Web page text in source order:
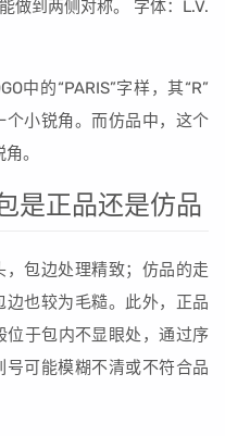
做到两侧对称。 字体：L.V.
中的“PARIS”字样，其“R”
小锐角。而仿品中，这个
。
是正品还是仿品
包边处理精致；仿品的走
也较为毛糙。此外，正品
位于包内不显眼处，通过序
可能模糊不清或不符合品